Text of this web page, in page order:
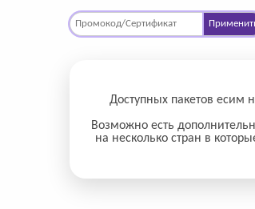
Доступных пакетов есим
Возможно есть
на несколько стран в